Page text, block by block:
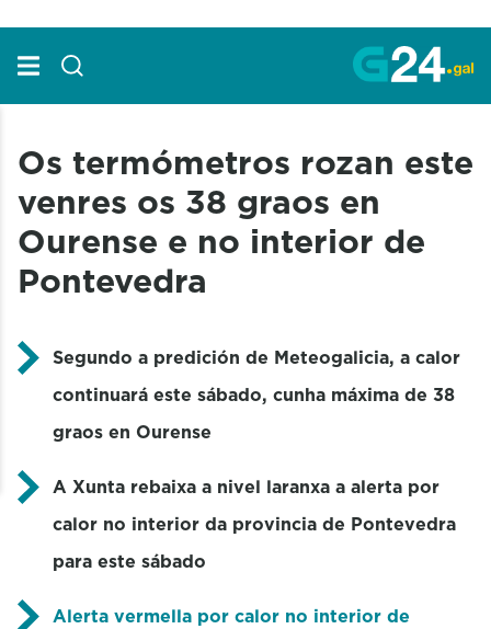
Os termómetros rozan este
venres os 38 graos en
Ourense e no interior de
Pontevedra
Segundo a predición de Meteogalicia, a calor
continuará este sábado, cunha máxima de 38
graos en Ourense
A Xunta rebaixa a nivel laranxa a alerta por
calor no interior da provincia de Pontevedra
para este sábado
Alerta vermella por calor no interior de